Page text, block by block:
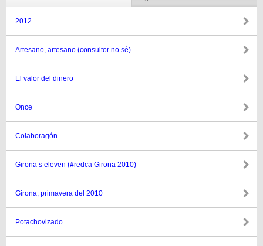
2012
Artesano, artesano (consultor no sé)
El valor del dinero
Once
Colaboragón
Girona’s eleven (#redca Girona 2010)
Girona, primavera del 2010
Potachovizado